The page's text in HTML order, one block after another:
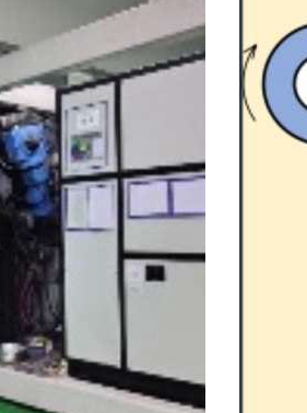
东洋爱铝美国际贸易
（上海）有限公司
会
エレクトロニクス